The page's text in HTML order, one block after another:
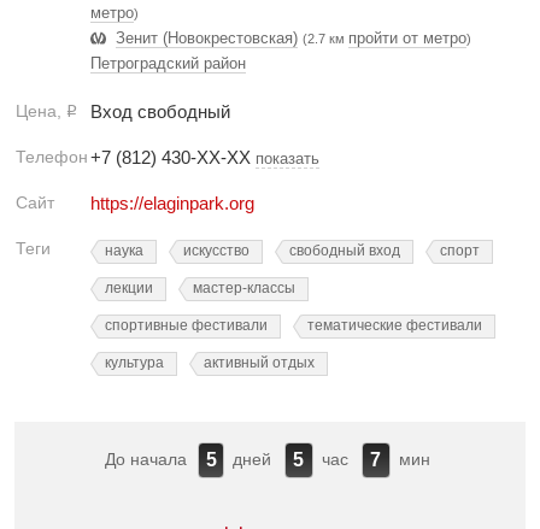
метро)
Зенит (Новокрестовская) (2.7 км пройти от метро)
Петроградский район
Цена, Р Вход свободный
Телефон+7 (812) 430-XX-XX показать
Сайт https://elaginpark.org
Теги наука искусство свободный вход спорт
лекции мастер-классы
спортивные фестивали тематические фестивали
культура активный отдых
До начала 5 дней 5 час 7 мин